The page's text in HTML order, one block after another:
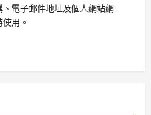
、電子郵件地址及個人網站網
用。